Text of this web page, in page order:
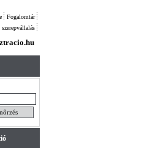
Fogalomtár